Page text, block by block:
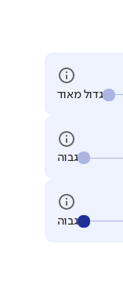
גדול מאוד
גבוה
גבוה